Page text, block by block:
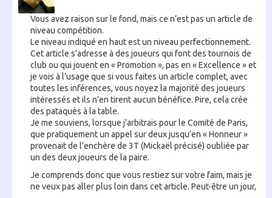
Vous avez raison sur le fond, mais ce n’est pas un article de
niveau compétition.
Le niveau indiqué en haut est un niveau perfectionnement.
Cet article s’adresse à des joueurs qui font des tournois de
club ou qui jouent en « Promotion », pas en « Excellence » et
je vois à l’usage que si vous faites un article complet, avec
toutes les inférences, vous noyez la majorité des joueurs
intéressés et ils n’en tirent aucun bénéfice. Pire, cela crée
des pataquès à la table.
Je me souviens, lorsque j’arbitrais pour le Comité de Paris,
que pratiquement un appel sur deux jusqu’en « Honneur »
provenait de l’enchère de 3T (Mickaël précisé) oubliée par
un des deux joueurs de la paire.
Je comprends donc que vous restiez sur votre faim, mais je
ne veux pas aller plus loin dans cet article. Peut-être un jour,